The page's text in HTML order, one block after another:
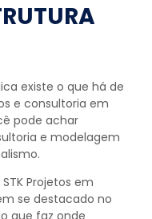
existe o que há de
e consultoria em
pode achar
e modelagem
Projetos em
se destacado no
que faz onde